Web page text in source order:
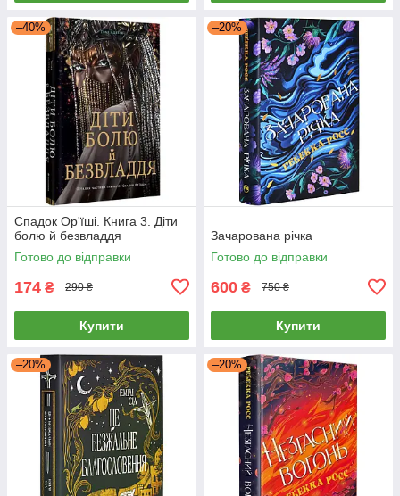
–40%
Cпaдoк Op'їшi. Книга 3. Діти
болю й безвладдя
Готово до відправки
174 ₴ 290 ₴
Купити
–20%
Зачарована річка
Готово до відправки
600 ₴ 750 ₴
Купити
–20% –20%